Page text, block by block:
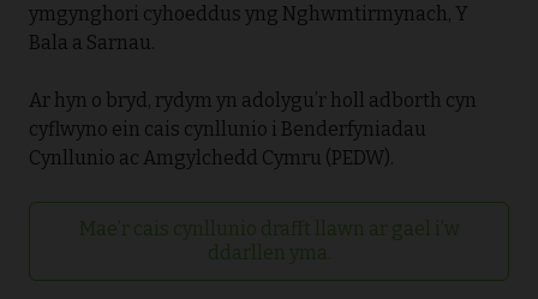
ymgynghori cyhoeddus yng Nghwmtirmynach, Y
Bala a Sarnau.
Ar hyn o bryd, rydym yn adolygu’r holl adborth cyn
cyflwyno ein cais cynllunio i Benderfyniadau
Cynllunio ac Amgylchedd Cymru (PEDW).
Mae’r cais cynllunio drafft llawn ar gael i’w
ddarllen yma.